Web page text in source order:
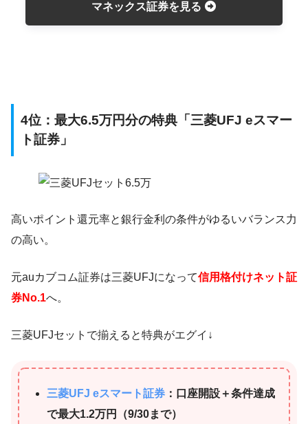
マネックス証券を見る
4位：最大6.5万円分の特典「三菱UFJ eスマー
ト証券」
高いポイント還元率と銀行金利の条件がゆるいバランス力
の高い。
元auカブコム証券は三菱UFJになって信用格付けネット証
券No.1へ。
三菱UFJセットで揃えると特典がエグイ↓
三菱UFJ eスマート証券 ：口座開設＋条件達成
で最大1.2万円（9/30まで）